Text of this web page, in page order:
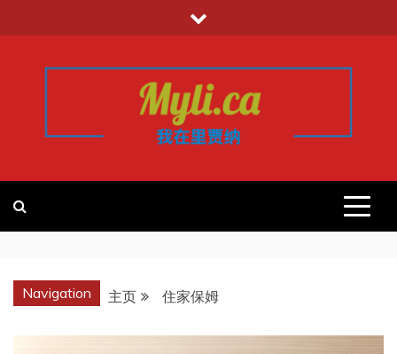
至
我的里贾纳
REGINA
Navigation 主页 住家保姆